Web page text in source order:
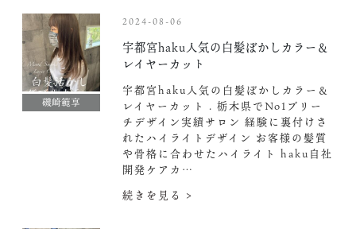
磯崎範享
2024-08-06
宇都宮haku人気の白髪ぼかしカラー＆
レイヤーカット
宇都宮haku人気の白髪ぼかしカラー＆
レイヤーカット . 栃木県でNo1ブリー
チデザイン実績サロン 経験に裏付けさ
れたハイライトデザイン お客様の髪質
や骨格に合わせたハイライト haku自社
開発ケアカ…
続きを見る >